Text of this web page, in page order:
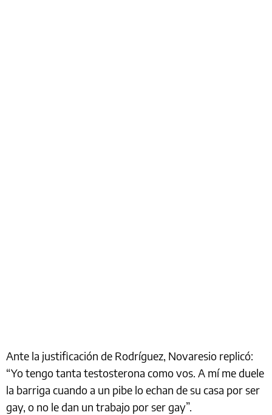
Ante la justificación de Rodríguez, Novaresio replicó:
“Yo tengo tanta testosterona como vos. A mí me duele
la barriga cuando a un pibe lo echan de su casa por ser
gay, o no le dan un trabajo por ser gay”.